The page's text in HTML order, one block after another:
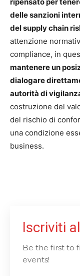
delle sanzioni
del supply chain
attenzione
compliance, in
mantenere un
dialogare
autorità di
costruzione del
del rischio di
una condizione
business.
Iscriviti
Be the first to
events!